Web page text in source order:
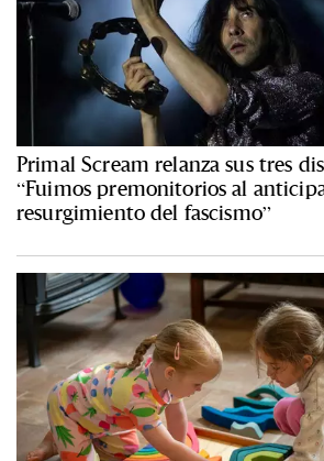
Primal Scream relanza sus tres
“Fuimos premonitorios al
resurgimiento del fascismo”